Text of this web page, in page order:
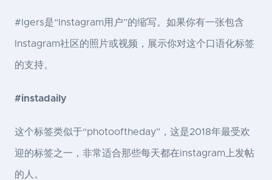
#Igers是“Instagram用户”的缩写。如果你有一张包含
Instagram社区的照片或视频，展示你对这个口语化标签
的支持。
#instadaily
这个标签类似于“photooftheday”，这是2018年最受欢
迎的标签之一，非常适合那些每天都在instagram上发帖
的人。